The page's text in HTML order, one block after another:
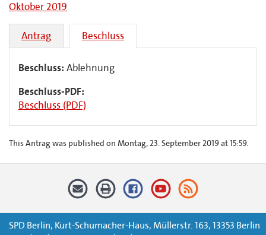
Oktober 2019
Antrag Beschluss
Beschluss: Ablehnung
Beschluss-PDF:
Beschluss (PDF)
This Antrag was published on Montag, 23. September 2019 at 15:59.
SPD Berlin, Kurt-Schumacher-Haus, Müllerstr. 163, 13353 Berlin